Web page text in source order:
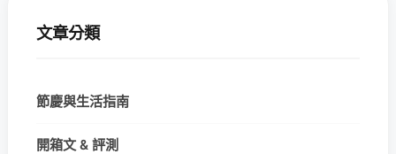
文章分類
節慶與生活指南
開箱文 & 評測